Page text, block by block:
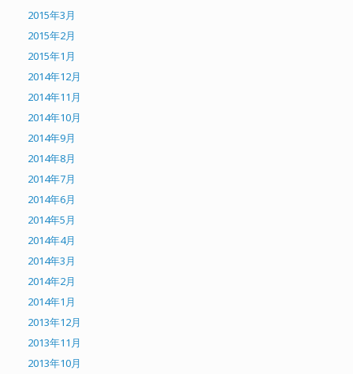
2015年3月
2015年2月
2015年1月
2014年12月
2014年11月
2014年10月
2014年9月
2014年8月
2014年7月
2014年6月
2014年5月
2014年4月
2014年3月
2014年2月
2014年1月
2013年12月
2013年11月
2013年10月